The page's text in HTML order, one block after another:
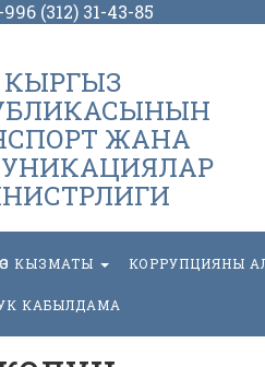
(312) 31-43-85
КЫРГЫЗ
ЖАНА
КЫЗМАТЫ КОРРУПЦИЯНЫ
КАБЫЛДАМА